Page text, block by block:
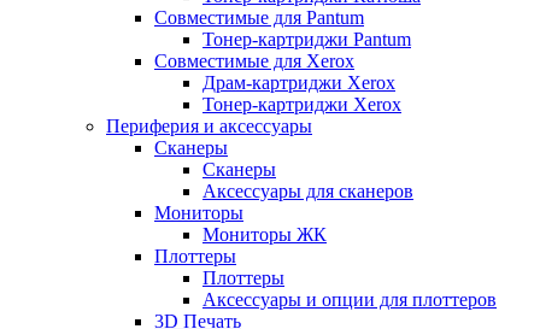
Совместимые для Pantum
Тонер-картриджи Pantum
Совместимые для Xerox
Драм-картриджи Xerox
Тонер-картриджи Xerox
Периферия и аксессуары
Сканеры
Сканеры
Аксессуары для сканеров
Мониторы
Мониторы ЖК
Плоттеры
Плоттеры
Аксессуары и опции для плоттеров
3D Печать